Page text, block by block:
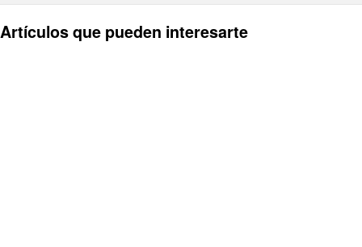
Artículos que pueden interesarte